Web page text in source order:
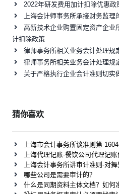
2022年研发费用加计扣除优惠政
上海会计师事务所承接财务监理
高新技术企业购置固定资产企业
计扣除政策
律师事务所相关业务会计处理规
律师事务所相关业务会计处理规
关于严格执行企业会计准则切实
猜你喜欢
上海市会计事务所谈准则第
上海代理记账-餐饮公司代理记
上海会计事务所讲审计准则-对舞
哪些公司是需要审计的？
什么是同期资料主体文档？如何